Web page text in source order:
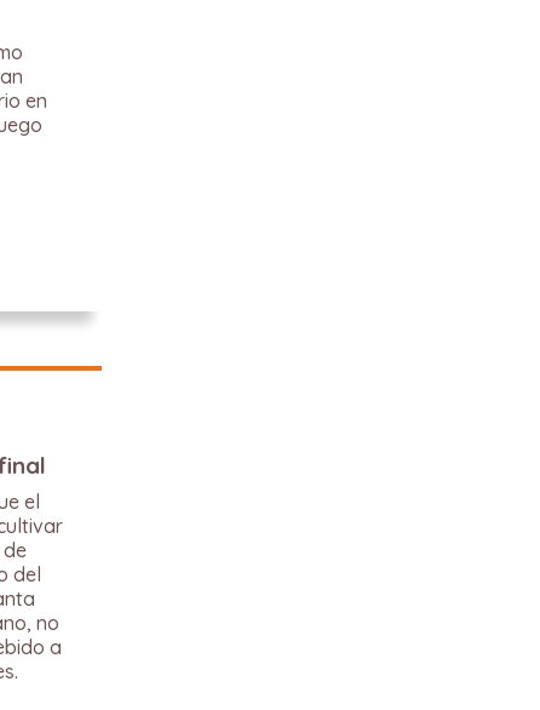
en
el
del
no
a